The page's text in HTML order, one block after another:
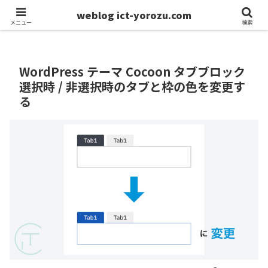
ホーム モノづくり
WordPress テーマ Cocoon タブブロック
選択時 / 非選択時のタブと枠の色を変更す
る
メニュー
weblog ict-yorozu.com
検索